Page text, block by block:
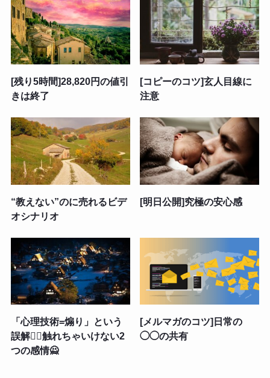
[残り5時間]28,820円の値引
きは終了
[コピーのコツ]玄人目線に
注意
“教えない”のに売れるビデ
オシナリオ
[明日公開]究極の安心感
「心理技術=煽り」という
誤解🙅‍♂️触れちゃいけない2
つの感情🙅
[メルマガのコツ]日常の
◯◯の共有